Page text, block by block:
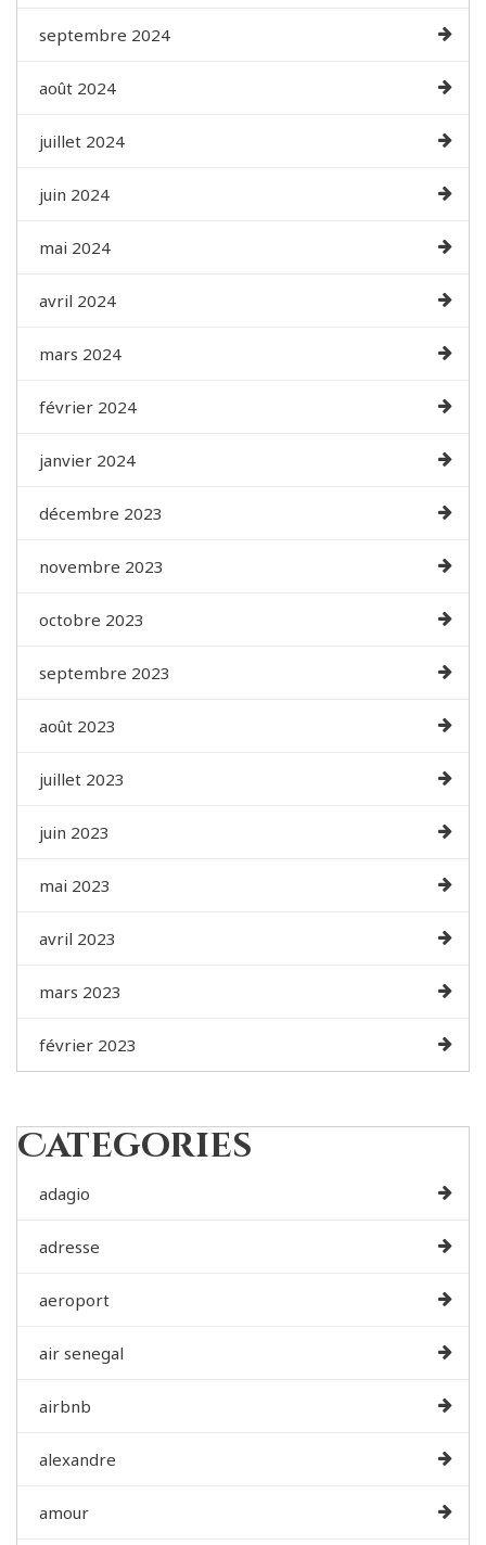
septembre 2024
août 2024
juillet 2024
juin 2024
mai 2024
avril 2024
mars 2024
février 2024
janvier 2024
décembre 2023
novembre 2023
octobre 2023
septembre 2023
août 2023
juillet 2023
juin 2023
mai 2023
avril 2023
mars 2023
février 2023
Categories
adagio
adresse
aeroport
air senegal
airbnb
alexandre
amour